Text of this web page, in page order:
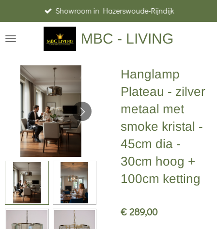
direct
naar
hoofdinhoud
MBC - LIVING
Showroom in Hazerswoude-Rijndijk
Hanglamp
Plateau - zilver
metaal met
smoke kristal -
45cm dia -
30cm hoog +
100cm ketting
€ 289,00